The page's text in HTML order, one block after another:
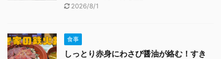
2026/8/1
食事
しっとり赤身にわさび醤油が絡む！すき